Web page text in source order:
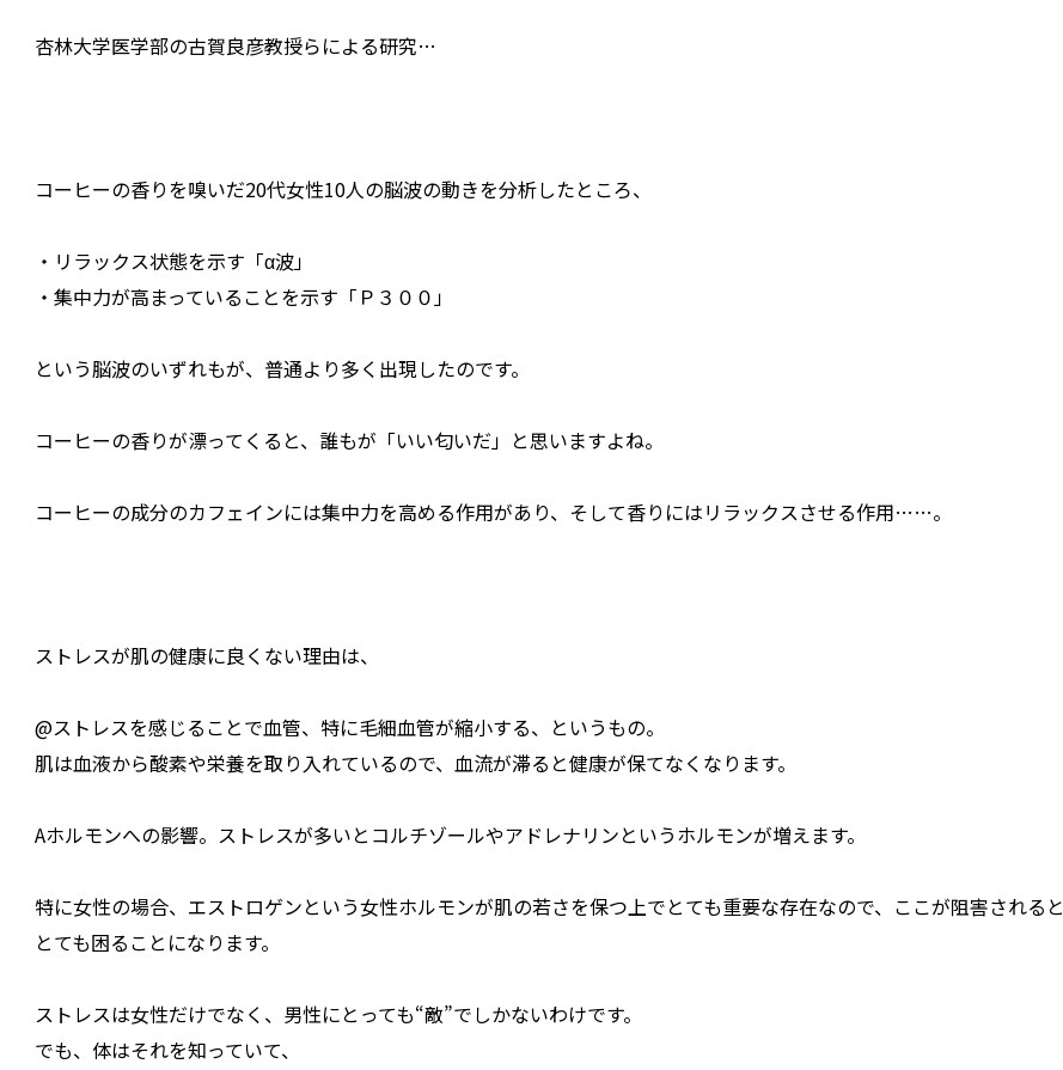
杏林大学医学部の古賀良彦教授らによる研究…
コーヒーの香りを嗅いだ20代女性10人の脳波の動きを分析したところ、
・リラックス状態を示す「α波」
・集中力が高まっていることを示す「Ｐ３００」
という脳波のいずれもが、普通より多く出現したのです。
コーヒーの香りが漂ってくると、誰もが「いい匂いだ」と思いますよね。
コーヒーの成分のカフェインには集中力を高める作用があり、そして香りにはリラックスさせる作用……。
ストレスが肌の健康に良くない理由は、
@ストレスを感じることで血管、特に毛細血管が縮小する、というもの。
肌は血液から酸素や栄養を取り入れているので、血流が滞ると健康が保てなくなります。
Aホルモンへの影響。ストレスが多いとコルチゾールやアドレナリンというホルモンが増えます。
特に女性の場合、エストロゲンという女性ホルモンが肌の若さを保つ上でとても重要な存在なので、ここが阻害されると
とても困ることになります。
ストレスは女性だけでなく、男性にとっても“敵”でしかないわけです。
でも、体はそれを知っていて、